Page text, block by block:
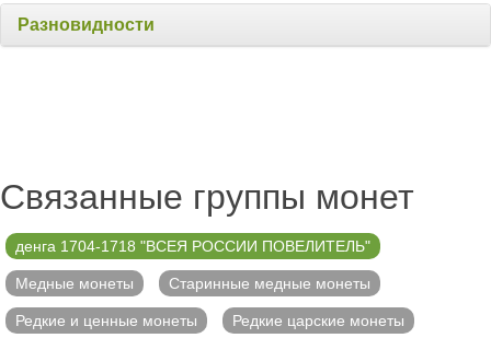
Разновидности
Связанные группы монет
денга 1704-1718 "ВСЕЯ РОССИИ ПОВЕЛИТЕЛЬ"
Медные монеты Старинные медные монеты
Редкие и ценные монеты Редкие царские монеты